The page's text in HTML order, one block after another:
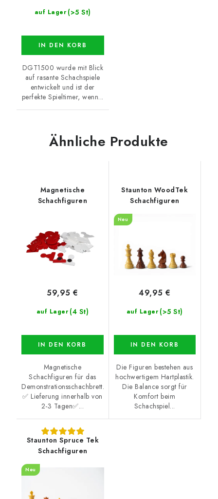
auf Lager (>5 St)
IN DEN KORB
DGT1500 wurde mit Blick
auf rasante Schachspiele
entwickelt und ist der
perfekte Spieltimer, wenn...
Ähnliche Produkte
Magnetische
Schachfiguren
auf Lager (4 St)
59,95 €
IN DEN KORB
Magnetische
Schachfiguren für das
Demonstrationsschachbrett.
✅ Lieferung innerhalb von
2-3 Tagen✅...
Staunton WoodTek
Schachfiguren
Neu
auf Lager (>5 St)
49,95 €
IN DEN KORB
Die Figuren bestehen aus
hochwertigem Hartplastik.
Die Balance sorgt für
Komfort beim
Schachspiel...
Staunton Spruce Tek
Schachfiguren
Neu